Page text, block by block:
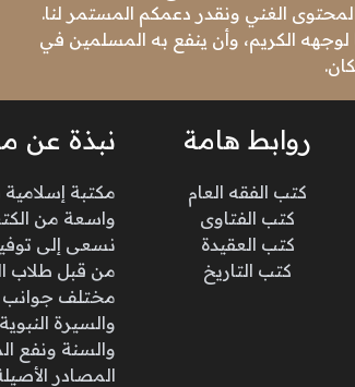
الغني ونقدر دعمكم المستمر لنا.
الكريم، وأن ينفع به المسلمين في
روابط هامة
كتب الفقه العام
كتب الفتاوى
كتب العقيدة
كتب التاريخ
نبذة عن
مكتبة
واسعة من
نسعى إلى
من قبل طلاب
مختلف جوانب
والسيرة
والسنة ونفع
المصادر